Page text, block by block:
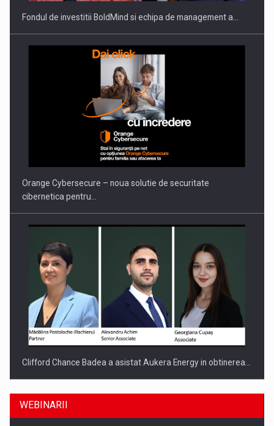
Fondul de investitii BoldMind si echipa de management a…
Orange Cybersecure – noua solutie de securitate
cibernetica pentru…
Clifford Chance Badea a asistat Aukera Energy in obtinerea…
WEBINARII